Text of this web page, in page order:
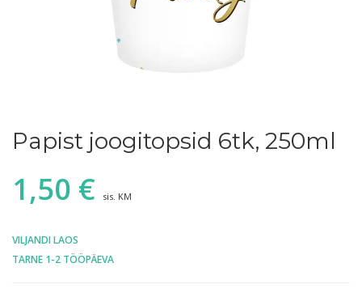
Papist joogitopsid 6tk, 250ml
1,50 € sis. KM
VILJANDI LAOS
TARNE 1-2 TÖÖPÄEVA